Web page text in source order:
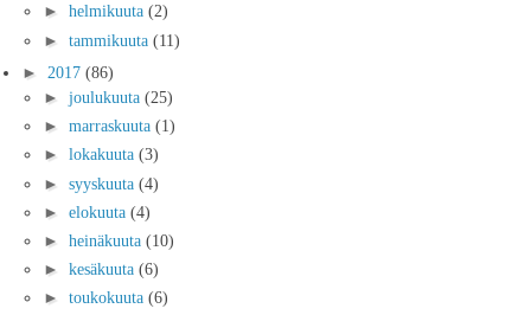
► helmikuuta (2)
► tammikuuta (11)
► 2017 (86)
► joulukuuta (25)
► marraskuuta (1)
► lokakuuta (3)
► syyskuuta (4)
► elokuuta (4)
► heinäkuuta (10)
► kesäkuuta (6)
► toukokuuta (6)